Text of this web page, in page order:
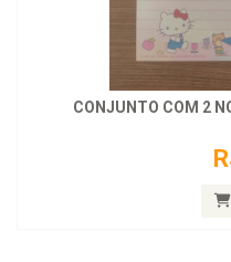
CONJUNTO COM 2